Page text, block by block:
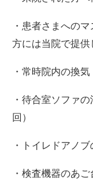
・患者さまへの
方には当院で提
・常時院内の換気
・待合室ソファ
回）
・トイレドアノ
・検査機器のあ